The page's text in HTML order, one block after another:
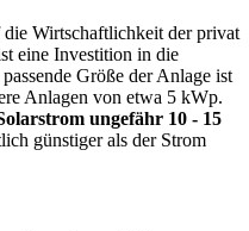
Wirtschaftlichkeit der privat
eine Investition in die
Größe der Anlage ist
Anlagen von etwa 5 kWp.
ungefähr 10 - 15
günstiger als der Strom